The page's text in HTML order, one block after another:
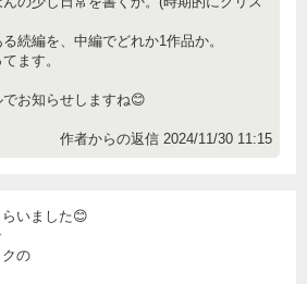
続編を、中編でどれか1作品か。
ます。
お知らせしますね😊
作者からの返信 2024/11/30 11:15
いました😊
の